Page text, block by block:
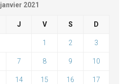
janvier 2021
J V S D
1 2 3
7 8 9 10
14 15 16 17